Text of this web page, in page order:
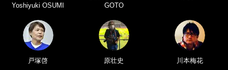
Yoshiyuki OSUMI
GOTO
戸塚啓 原壮史 川本梅花